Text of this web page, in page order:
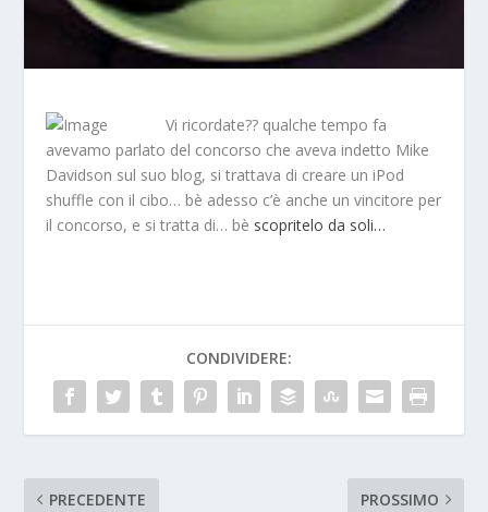
Vi ricordate?? qualche tempo fa
avevamo parlato del concorso che aveva indetto Mike
Davidson sul suo blog, si trattava di creare un iPod
shuffle con il cibo… bè adesso c’è anche un vincitore per
il concorso, e si tratta di… bè scopritelo da soli…
CONDIVIDERE:
PRECEDENTE PROSSIMO